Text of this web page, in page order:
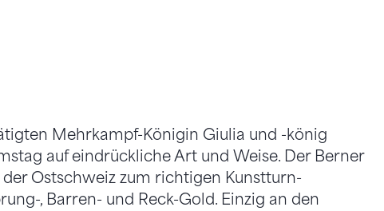
Mehrkampf-Königin Giulia und -könig
auf eindrückliche Art und Weise. Der Berner
Ostschweiz zum richtigen Kunstturn-
, Barren- und Reck-Gold. Einzig an den